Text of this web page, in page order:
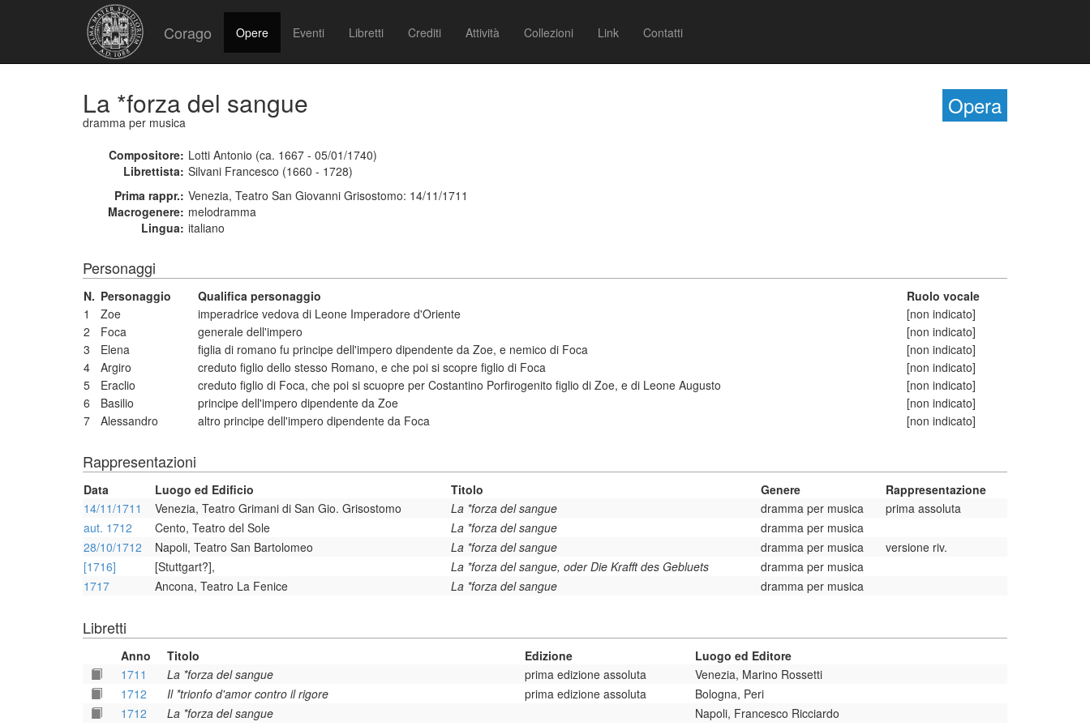
Corago Opere Eventi Libretti Crediti Attività Collezioni Link Contatti
Opera
La *forza del sangue
dramma per musica
Compositore: Lotti Antonio (ca. 1667 - 05/01/1740)
Librettista: Silvani Francesco (1660 - 1728)
Prima rappr.: Venezia, Teatro San Giovanni Grisostomo: 14/11/1711
Macrogenere: melodramma
Lingua: italiano
Personaggi
N. Personaggio Qualifica personaggio
Ruolo vocale
1
Zoe imperadrice vedova di Leone Imperadore d'Oriente
[non indicato]
2
Foca generale dell'impero
[non indicato]
3
Elena figlia di romano fu principe dell'impero dipendente da Zoe, e nemico di Foca
[non indicato]
4
Argiro creduto figlio dello stesso Romano, e che poi si scopre figlio di Foca
[non indicato]
5
Eraclio creduto figlio di Foca, che poi si scuopre per Costantino Porfirogenito figlio di Zoe, e di Leone Augusto
[non indicato]
6
Basilio principe dell'impero dipendente da Zoe
[non indicato]
7
Alessandro altro principe dell'impero dipendente da Foca [non indicato]
Rappresentazioni
Data Luogo ed Edificio Titolo Genere
Rappresentazione
14/11/1711
Venezia, Teatro Grimani di San Gio. Grisostomo La *forza del sangue dramma per musica
prima assoluta
aut. 1712
Cento, Teatro del Sole La *forza del sangue
dramma per musica
28/10/1712
Napoli, Teatro San Bartolomeo La *forza del sangue dramma per musica
versione riv.
[1716]
[Stuttgart?], La *forza del sangue, oder Die Krafft des Gebluets
dramma per musica
1717
Ancona, Teatro La Fenice La *forza del sangue dramma per musica
Libretti
Anno Titolo Edizione
Luogo ed Editore
1711
La *forza del sangue prima edizione assoluta
Venezia, Marino Rossetti
1712
Il *trionfo d'amor contro il rigore prima edizione assoluta
Bologna, Peri
1712
La *forza del sangue
Napoli, Francesco Ricciardo